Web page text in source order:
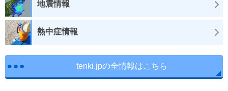
地震情報
熱中症情報
tenki.jpの全情報はこちら